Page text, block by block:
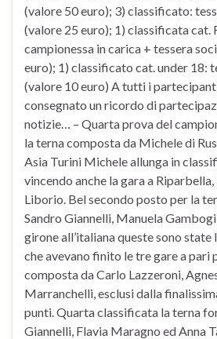
(valore 50 euro); 3) classificato:
(valore 25 euro); 1) classificata cat.
campionessa in carica + tessera
euro); 1) classificato cat. under 18:
(valore 10 euro) A tutti i
consegnato un ricordo di
notizie… – Quarta prova del
la terna composta da Michele di
Asia Turini Michele allunga in
vincendo anche la gara a
Liborio. Bel secondo posto per la
Sandro Giannelli, Manuela
girone all’italiana queste sono
che avevano finito le tre gare a pari
composta da Carlo Lazzeroni,
Marranchelli, esclusi dalla
punti. Quarta classificata la terna
Giannelli, Flavia Maragno ed Anna